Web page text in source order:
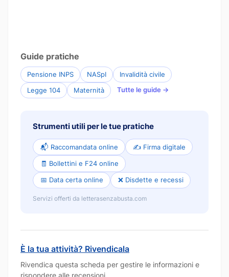
Guide pratiche
Pensione INPS NASpI
Invalidità civile
Legge 104
Maternità Tutte le guide →
Strumenti utili per le tue pratiche
📬 Raccomandata online ✍️ Firma digitale
🧾 Bollettini e F24 online
📅 Data certa online ❌ Disdette e recessi
Servizi offerti da letterasenzabusta.com
È la tua attività? Rivendicala
Rivendica questa scheda per gestire le informazioni e
rispondere alle recensioni.